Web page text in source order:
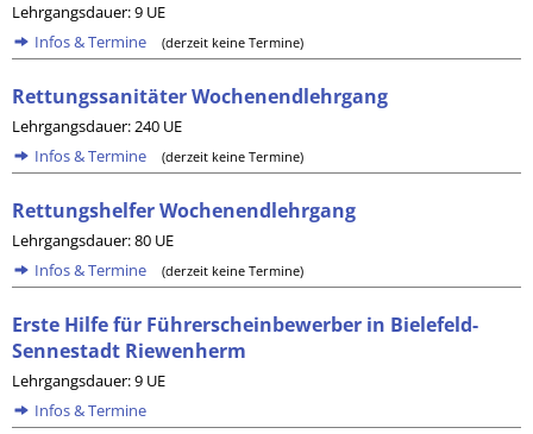
Lehrgangsdauer: 9 UE
Infos & Termine
(derzeit keine Termine)
Rettungssanitäter Wochenendlehrgang
Lehrgangsdauer: 240 UE
Infos & Termine
(derzeit keine Termine)
Rettungshelfer Wochenendlehrgang
Lehrgangsdauer: 80 UE
Infos & Termine
(derzeit keine Termine)
Erste Hilfe für Führerscheinbewerber in Bielefeld-
Sennestadt Riewenherm
Lehrgangsdauer: 9 UE
Infos & Termine